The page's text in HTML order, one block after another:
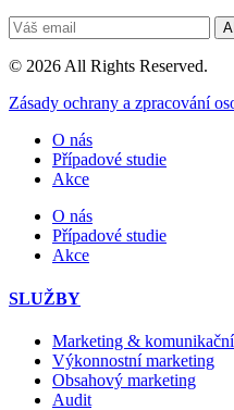
© 2026 All Rights Reserved.
Zásady ochrany a zpracování
O nás
Případové studie
Akce
O nás
Případové studie
Akce
SLUŽBY
Marketing & komunikační
Výkonnostní marketing
Obsahový marketing
Audit